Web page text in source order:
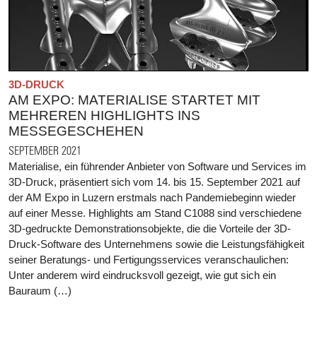
3D-DRUCK
AM EXPO: MATERIALISE STARTET MIT
MEHREREN HIGHLIGHTS INS
MESSEGESCHEHEN
SEPTEMBER 2021
Materialise, ein führender Anbieter von Software und Services im
3D-Druck, präsentiert sich vom 14. bis 15. September 2021 auf
der AM Expo in Luzern erstmals nach Pandemiebeginn wieder
auf einer Messe. Highlights am Stand C1088 sind verschiedene
3D-gedruckte Demonstrationsobjekte, die die Vorteile der 3D-
Druck-Software des Unternehmens sowie die Leistungsfähigkeit
seiner Beratungs- und Fertigungsservices veranschaulichen:
Unter anderem wird eindrucksvoll gezeigt, wie gut sich ein
Bauraum (…)